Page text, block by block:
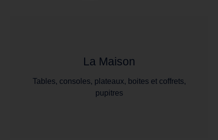
La Maison
Tables, consoles, plateaux, boites et coffrets,
pupitres